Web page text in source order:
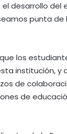
desarrollo del
punta
los
institución, y
de
de